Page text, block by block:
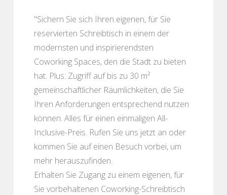
"Sichern Sie sich Ihren eigenen, für Sie
reservierten Schreibtisch in einem der
modernsten und inspirierendsten
Coworking Spaces, den die Stadt zu bieten
hat. Plus: Zugriff auf bis zu 30 m²
gemeinschaftlicher Räumlichkeiten, die Sie
Ihren Anforderungen entsprechend nutzen
können. Alles für einen einmaligen All-
Inclusive-Preis. Rufen Sie uns jetzt an oder
kommen Sie auf einen Besuch vorbei, um
mehr herauszufinden.
Erhalten Sie Zugang zu einem eigenen, für
Sie vorbehaltenen Coworking-Schreibtisch